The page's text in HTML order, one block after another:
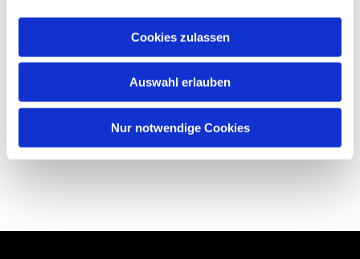
Cookies zulassen
Auswahl erlauben
Nur notwendige Cookies